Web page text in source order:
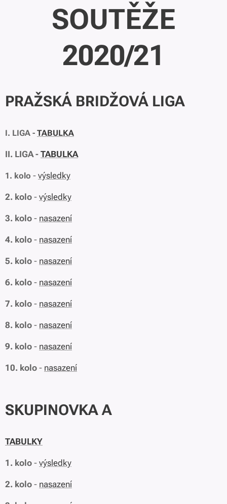
SOUTĚŽE
2020/21
PRAŽSKÁ BRIDŽOVÁ LIGA
I. LIGA - TABULKA
II. LIGA - TABULKA
1. kolo - výsledky
2. kolo - výsledky
3. kolo - nasazení
4. kolo - nasazení
5. kolo - nasazení
6. kolo - nasazení
7. kolo - nasazení
8. kolo - nasazení
9. kolo - nasazení
10. kolo - nasazení
SKUPINOVKA A
TABULKY
1. kolo - výsledky
2. kolo - nasazení